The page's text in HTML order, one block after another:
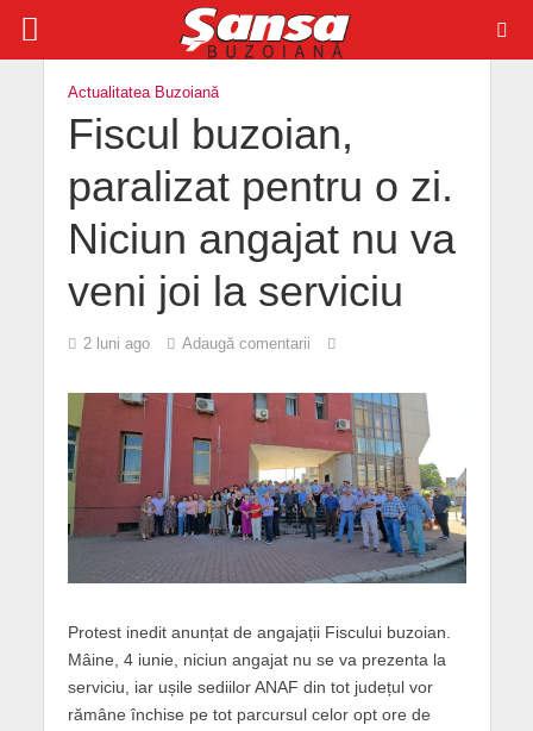
Actualitatea Buzoiană
Fiscul buzoian,
paralizat pentru o zi.
Niciun angajat nu va
veni joi la serviciu
2 luni ago Adaugă comentarii
Protest inedit anunțat de angajații Fiscului buzoian.
Mâine, 4 iunie, niciun angajat nu se va prezenta la
serviciu, iar ușile sediilor ANAF din tot județul vor
rămâne închise pe tot parcursul celor opt ore de